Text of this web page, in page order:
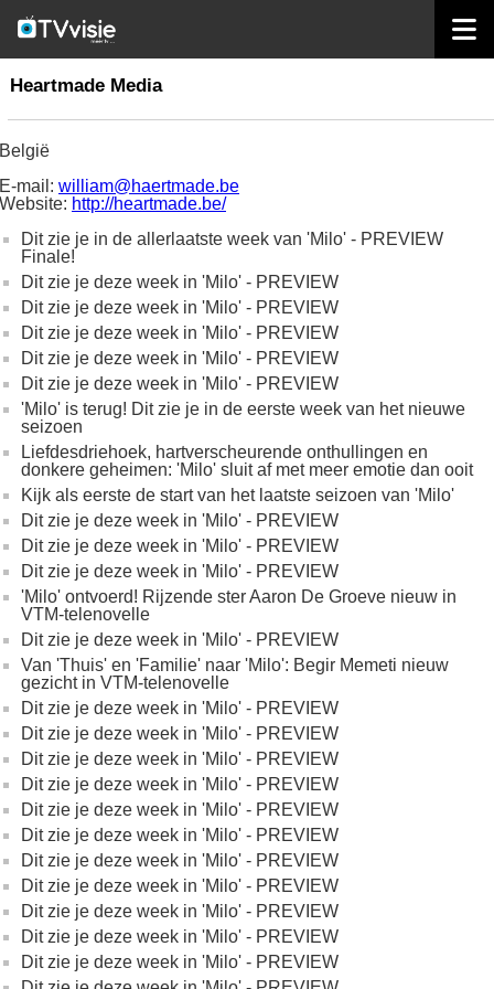
productiehuizen
Heartmade Media
België
E-mail: william@haertmade.be
Website: http://heartmade.be/
Dit zie je in de allerlaatste week van 'Milo' - PREVIEW
Finale!
Dit zie je deze week in 'Milo' - PREVIEW
Dit zie je deze week in 'Milo' - PREVIEW
Dit zie je deze week in 'Milo' - PREVIEW
Dit zie je deze week in 'Milo' - PREVIEW
Dit zie je deze week in 'Milo' - PREVIEW
'Milo' is terug! Dit zie je in de eerste week van het nieuwe
seizoen
Liefdesdriehoek, hartverscheurende onthullingen en
donkere geheimen: 'Milo' sluit af met meer emotie dan ooit
Kijk als eerste de start van het laatste seizoen van 'Milo'
Dit zie je deze week in 'Milo' - PREVIEW
Dit zie je deze week in 'Milo' - PREVIEW
Dit zie je deze week in 'Milo' - PREVIEW
'Milo' ontvoerd! Rijzende ster Aaron De Groeve nieuw in
VTM-telenovelle
Dit zie je deze week in 'Milo' - PREVIEW
Van 'Thuis' en 'Familie' naar 'Milo': Begir Memeti nieuw
gezicht in VTM-telenovelle
Dit zie je deze week in 'Milo' - PREVIEW
Dit zie je deze week in 'Milo' - PREVIEW
Dit zie je deze week in 'Milo' - PREVIEW
Dit zie je deze week in 'Milo' - PREVIEW
Dit zie je deze week in 'Milo' - PREVIEW
Dit zie je deze week in 'Milo' - PREVIEW
Dit zie je deze week in 'Milo' - PREVIEW
Dit zie je deze week in 'Milo' - PREVIEW
Dit zie je deze week in 'Milo' - PREVIEW
Dit zie je deze week in 'Milo' - PREVIEW
Dit zie je deze week in 'Milo' - PREVIEW